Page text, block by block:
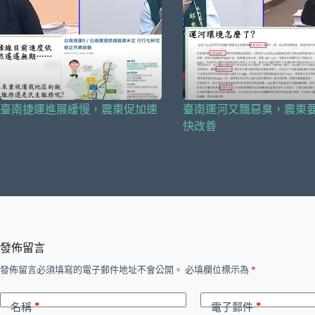
臺南捷運進展緩慢，震東促加速
臺南運河又飄惡臭，震東
快改善
發佈留言
發佈留言必須填寫的電子郵件地址不會公開。 必填欄位標示為 *
名稱* 電子郵件*